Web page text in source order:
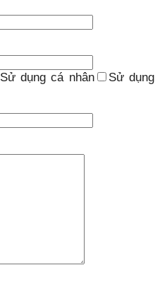
Sử dụng cá nhân
Sử dụng